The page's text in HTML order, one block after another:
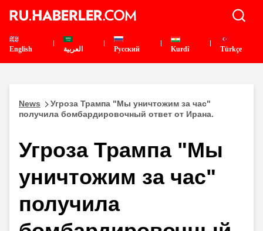
English العربية Pусский Kurdî Türkçe
News
Угроза Трампа "Мы уничтожим за час"
получила бомбардировочный ответ от Ирана.
Угроза Трампа "Мы
уничтожим за час"
получила